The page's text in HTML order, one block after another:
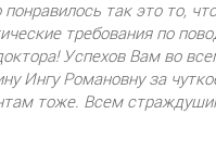
так это то,
требования по
Успехов Вам во
Ингу Романовну за
тоже. Всем